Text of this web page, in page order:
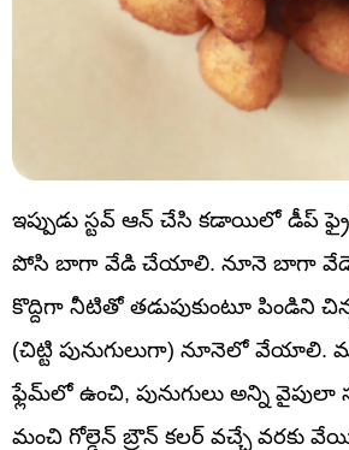
ఇప్పుడు స్టవ్ ఆన్ చేసి కడాయిలో డీప్
పోసి బాగా వేడి చేయాలి. నూనె బాగా
కొద్దిగా నీటితో తడుపుకుంటూ పిండిని
(చిట్టి పునుగులుగా) నూనెలో
ఫ్లేమ్‌లో ఉంచి, పునుగులు అన్ని
మంచి గోల్డెన్ బ్రౌన్ కలర్ వచ్చే వరకు